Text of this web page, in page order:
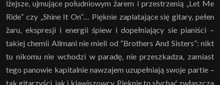
lżejsze, ujmujące południowym żarem i przestrzenią „Let Me
Ride” czy „Shine It On”… Pięknie zaplatające się gitary, pełen
żaru, ekspresji i energii śpiew i dopełniający sie pianiści –
takiej chemii Allmani nie mieli od “Brothers And Sisters”: nikt
tu nikomu nie wchodzi w paradę, nie przeszkadza, zamiast
tego panowie kapitalnie nawzajem uzupełniają swoje partie –
tak gitarzyści, jak i klawiszowcy. Pięknie to słychać zwłaszcza